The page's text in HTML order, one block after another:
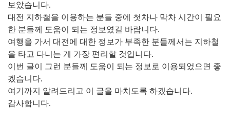
보았습니다.
대전 지하철을 이용하는 분들 중에 첫차나 막차 시간이 필요
한 분들께 도움이 되는 정보였길 바랍니다.
여행을 가서 대전에 대한 정보가 부족한 분들께서는 지하철
을 타고 다니는 게 가장 편리할 것입니다.
이번 글이 그런 분들께 도움이 되는 정보로 이용되었으면 좋
겠습니다.
여기까지 알려드리고 이 글을 마치도록 하겠습니다.
감사합니다.